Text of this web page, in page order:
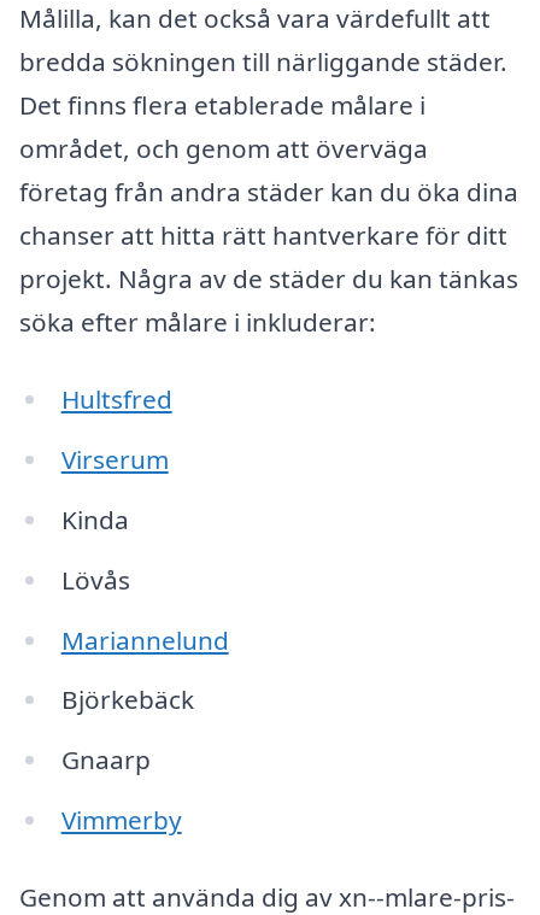
Målilla, kan det också vara värdefullt att
bredda sökningen till närliggande städer.
Det finns flera etablerade målare i
området, och genom att överväga
företag från andra städer kan du öka dina
chanser att hitta rätt hantverkare för ditt
projekt. Några av de städer du kan tänkas
söka efter målare i inkluderar:
Hultsfred
Virserum
Kinda
Lövås
Mariannelund
Björkebäck
Gnaarp
Vimmerby
Genom att använda dig av xn--mlare-pris-